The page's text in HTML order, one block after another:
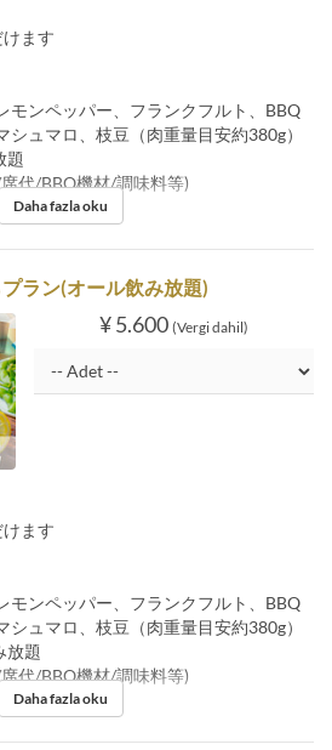
ます
モンペッパー、フランクフルト、BBQ
ュマロ、枝豆（肉重量目安約380g）
題
代/BBQ機材/調味料等)
Daha fazla oku
ラン(オール飲み放題)
¥ 5.600 (Vergi dahil)
ます
モンペッパー、フランクフルト、BBQ
ュマロ、枝豆（肉重量目安約380g）
放題
代/BBQ機材/調味料等)
Daha fazla oku